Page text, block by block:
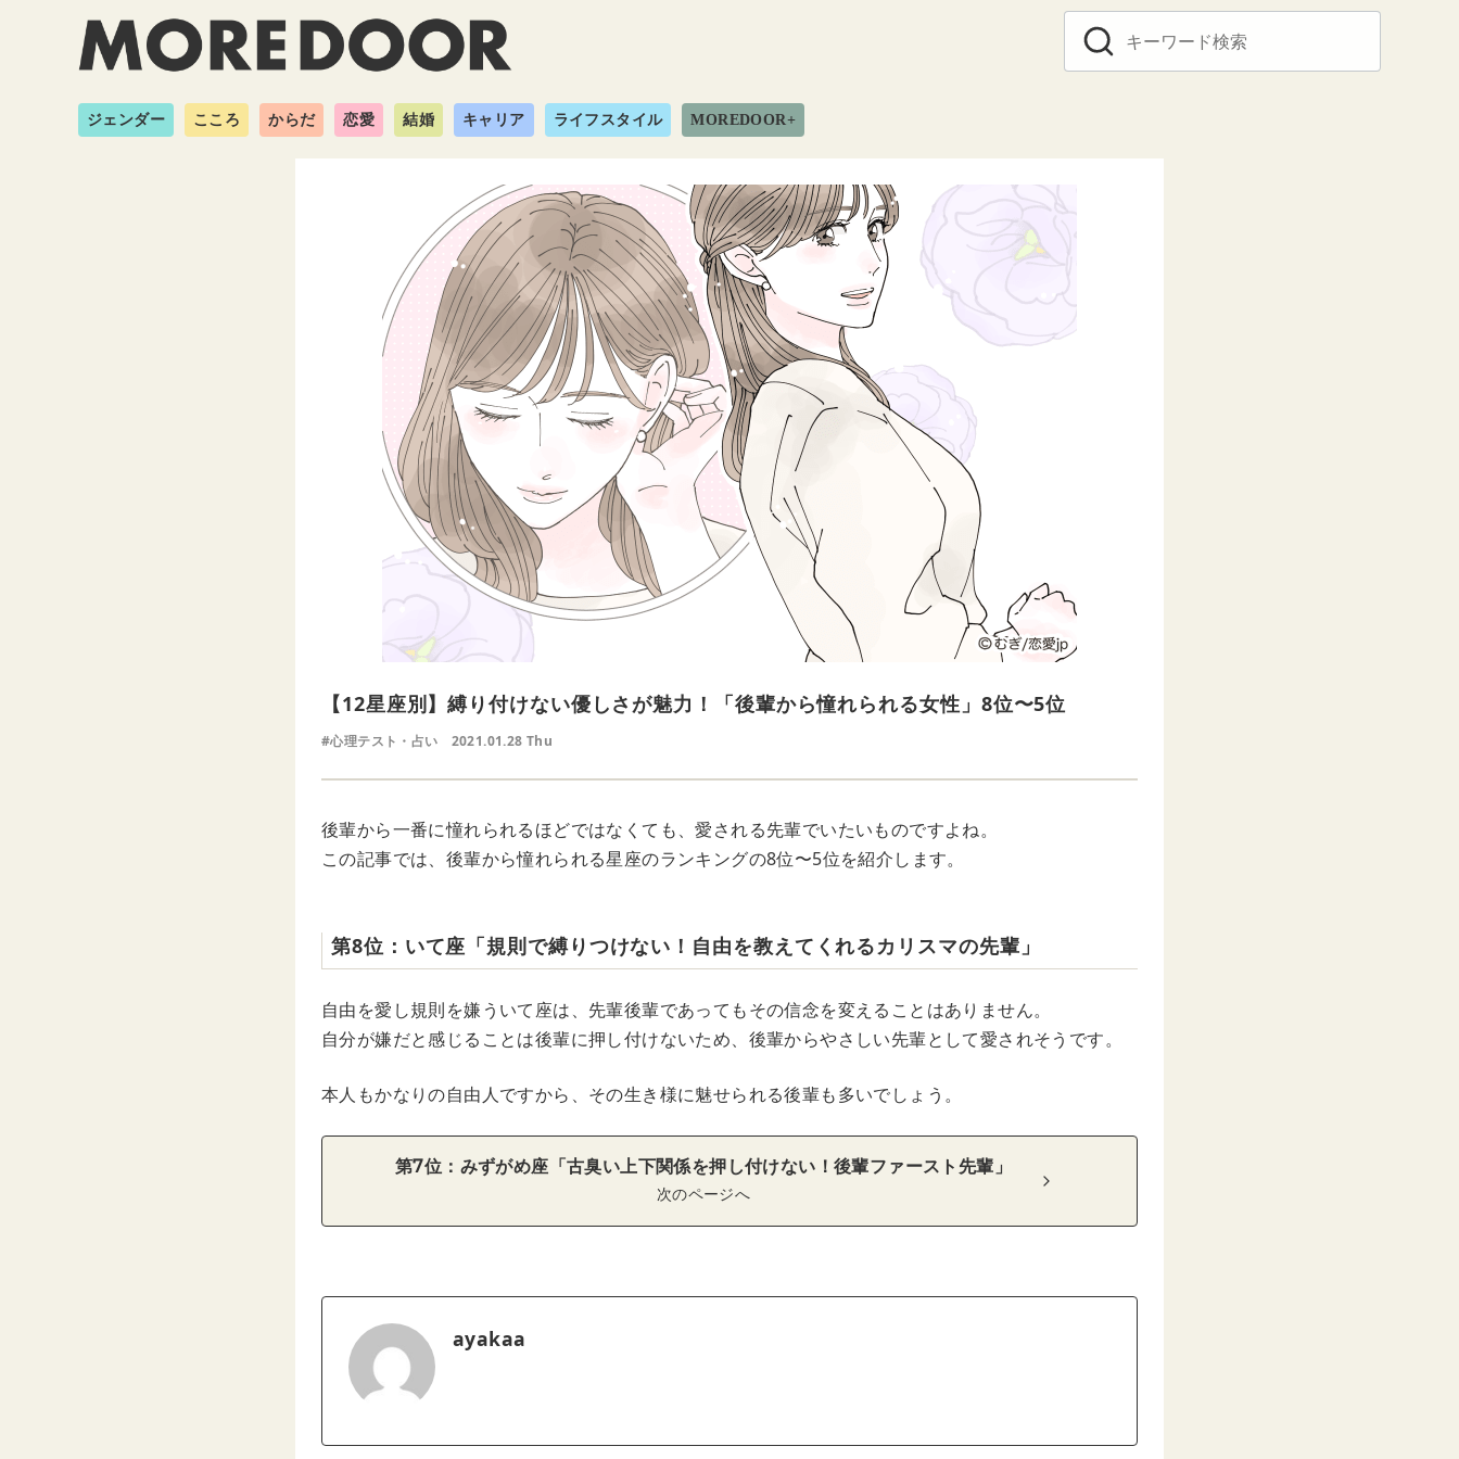
ジェンダー こころ からだ 恋愛 結婚 キャリア ライフスタイル MOREDOOR+
【12星座別】縛り付けない優しさが魅力！「後輩から憧れられる女性」8位〜5位
#心理テスト・占い 2021.01.28 Thu
後輩から一番に憧れられるほどではなくても、愛される先輩でいたいものですよね。
この記事では、後輩から憧れられる星座のランキングの8位〜5位を紹介します。
第8位：いて座「規則で縛りつけない！自由を教えてくれるカリスマの先輩」
自由を愛し規則を嫌ういて座は、先輩後輩であってもその信念を変えることはありません。
自分が嫌だと感じることは後輩に押し付けないため、後輩からやさしい先輩として愛されそうです。
本人もかなりの自由人ですから、その生き様に魅せられる後輩も多いでしょう。
第7位：みずがめ座「古臭い上下関係を押し付けない！後輩ファースト先輩」
次のページへ
ayakaa